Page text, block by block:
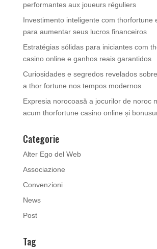
performantes aux joueurs réguliers
Investimento inteligente com thorfortune
para aumentar seus lucros financeiros
Estratégias sólidas para iniciantes com
casino online e ganhos reais garantidos
Curiosidades e segredos revelados
a thor fortune nos tempos modernos
Expresia norocoasă a jocurilor de noroc
acum thorfortune casino online și
Categorie
Alter Ego del Web
Associazione
Convenzioni
News
Post
Tag